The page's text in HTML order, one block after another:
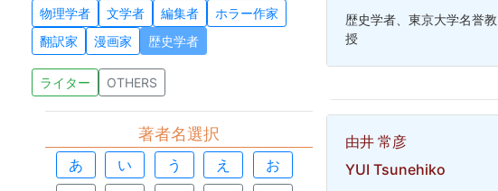
物理学者
文学者 編集者
ホラー作家
翻訳家
漫画家 歴史学者
ライター OTHERS
著者名選択
あ い う え
お
歴史学者、東京大学名誉教
授
由井 常彦
YUI Tsunehiko